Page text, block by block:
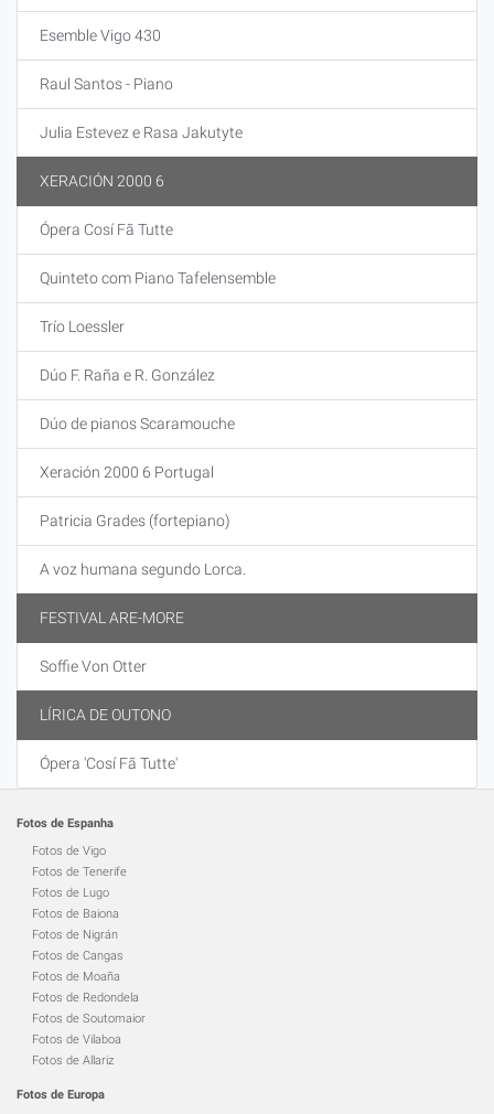
Esemble Vigo 430
Raul Santos - Piano
Julia Estevez e Rasa Jakutyte
XERACIÓN 2000 6
Ópera Cosí Fã Tutte
Quinteto com Piano Tafelensemble
Trío Loessler
Dúo F. Raña e R. González
Dúo de pianos Scaramouche
Xeración 2000 6 Portugal
Patricia Grades (fortepiano)
A voz humana segundo Lorca.
FESTIVAL ARE-MORE
Soffie Von Otter
LÍRICA DE OUTONO
Ópera 'Cosí Fã Tutte'
Fotos de Espanha
Fotos de Vigo
Fotos de Tenerife
Fotos de Lugo
Fotos de Baiona
Fotos de Nigrán
Fotos de Cangas
Fotos de Moaña
Fotos de Redondela
Fotos de Soutomaior
Fotos de Vilaboa
Fotos de Allariz
Fotos de Europa